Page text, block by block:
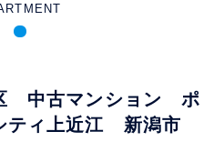
区 中古マンション ポ
ティ上近江 新潟市